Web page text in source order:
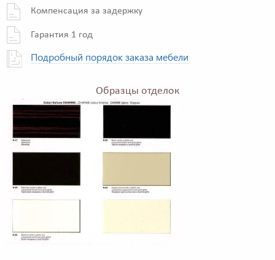
Компенсация за задержку
Гарантия 1 год
Подробный порядок заказа мебели
Образцы отделок